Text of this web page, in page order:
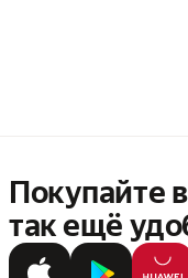
Покупайте
так ещё